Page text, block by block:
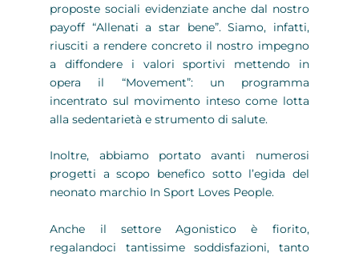
proposte sociali evidenziate anche dal nostro
payoff “Allenati a star bene”. Siamo, infatti,
riusciti a rendere concreto il nostro impegno
a diffondere i valori sportivi mettendo in
opera il “Movement”: un programma
incentrato sul movimento inteso come lotta
alla sedentarietà e strumento di salute.
Inoltre, abbiamo portato avanti numerosi
progetti a scopo benefico sotto l’egida del
neonato marchio In Sport Loves People.
Anche il settore Agonistico è fiorito,
regalandoci tantissime soddisfazioni, tanto